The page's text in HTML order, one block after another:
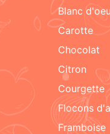
blanc
carotte
chocolat
citron
courgette
flocons
framboise